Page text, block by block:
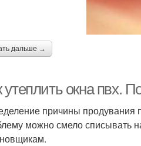
дальше →
утеплить окна пвх.
причины продувания
можно смело списывать